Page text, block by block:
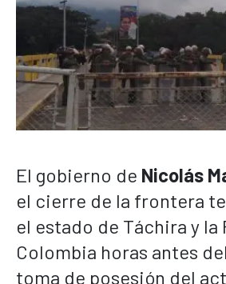
El gobierno de Nicolás
el cierre de la frontera
el estado de Táchira y la
Colombia horas antes
toma de posesión del